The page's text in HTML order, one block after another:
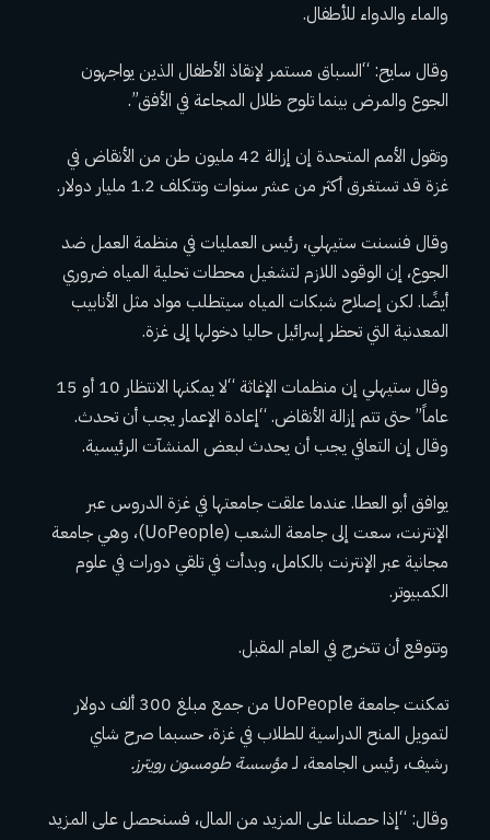
والماء والدواء للأطفال.
وقال سايح: “السباق مستمر لإنقاذ الأطفال الذين يواجهون
الجوع والمرض بينما تلوح ظلال المجاعة في الأفق”.
وتقول الأمم المتحدة إن إزالة 42 مليون طن من الأنقاض في
غزة قد تستغرق أكثر من عشر سنوات وتتكلف 1.2 مليار دولار.
وقال فنسنت ستيهلي، رئيس العمليات في منظمة العمل ضد
الجوع، إن الوقود اللازم لتشغيل محطات تحلية المياه ضروري
أيضًا. لكن إصلاح شبكات المياه سيتطلب مواد مثل الأنابيب
المعدنية التي تحظر إسرائيل حاليا دخولها إلى غزة.
وقال ستيهلي إن منظمات الإغاثة “لا يمكنها الانتظار 10 أو 15
عاماً” حتى تتم إزالة الأنقاض. “إعادة الإعمار يجب أن تحدث.
وقال إن التعافي يجب أن يحدث لبعض المنشآت الرئيسية.
يوافق أبو العطا. عندما علقت جامعتها في غزة الدروس عبر
الإنترنت، سعت إلى جامعة الشعب (UoPeople)، وهي جامعة
مجانية عبر الإنترنت بالكامل، وبدأت في تلقي دورات في علوم
الكمبيوتر.
وتتوقع أن تتخرج في العام المقبل.
تمكنت جامعة UoPeople من جمع مبلغ 300 ألف دولار
لتمويل المنح الدراسية للطلاب في غزة، حسبما صرح شاي
رشيف، رئيس الجامعة، لـمؤسسة طومسون رويترز.
وقال: “إذا حصلنا على المزيد من المال، فسنحصل على المزيد